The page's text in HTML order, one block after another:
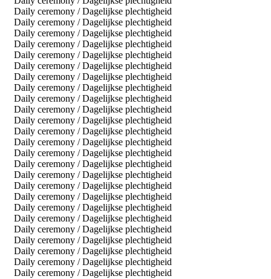
Daily ceremony / Dagelijkse plechtigheid
Daily ceremony / Dagelijkse plechtigheid
Daily ceremony / Dagelijkse plechtigheid
Daily ceremony / Dagelijkse plechtigheid
Daily ceremony / Dagelijkse plechtigheid
Daily ceremony / Dagelijkse plechtigheid
Daily ceremony / Dagelijkse plechtigheid
Daily ceremony / Dagelijkse plechtigheid
Daily ceremony / Dagelijkse plechtigheid
Daily ceremony / Dagelijkse plechtigheid
Daily ceremony / Dagelijkse plechtigheid
Daily ceremony / Dagelijkse plechtigheid
Daily ceremony / Dagelijkse plechtigheid
Daily ceremony / Dagelijkse plechtigheid
Daily ceremony / Dagelijkse plechtigheid
Daily ceremony / Dagelijkse plechtigheid
Daily ceremony / Dagelijkse plechtigheid
Daily ceremony / Dagelijkse plechtigheid
Daily ceremony / Dagelijkse plechtigheid
Daily ceremony / Dagelijkse plechtigheid
Daily ceremony / Dagelijkse plechtigheid
Daily ceremony / Dagelijkse plechtigheid
Daily ceremony / Dagelijkse plechtigheid
Daily ceremony / Dagelijkse plechtigheid
Daily ceremony / Dagelijkse plechtigheid